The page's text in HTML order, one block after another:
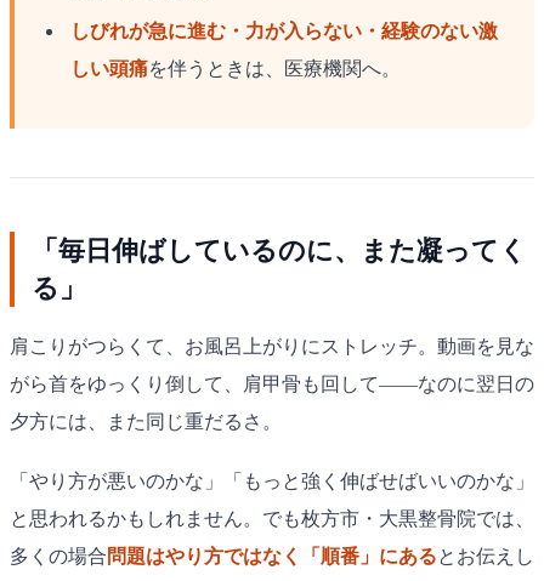
しびれが急に進む・力が入らない・経験のない激
しい頭痛を伴うときは、医療機関へ。
「毎日伸ばしているのに、また凝ってく
る」
肩こりがつらくて、お風呂上がりにストレッチ。動画を見な
がら首をゆっくり倒して、肩甲骨も回して——なのに翌日の
夕方には、また同じ重だるさ。
「やり方が悪いのかな」「もっと強く伸ばせばいいのかな」
と思われるかもしれません。でも枚方市・大黒整骨院では、
多くの場合問題はやり方ではなく「順番」にあるとお伝えし